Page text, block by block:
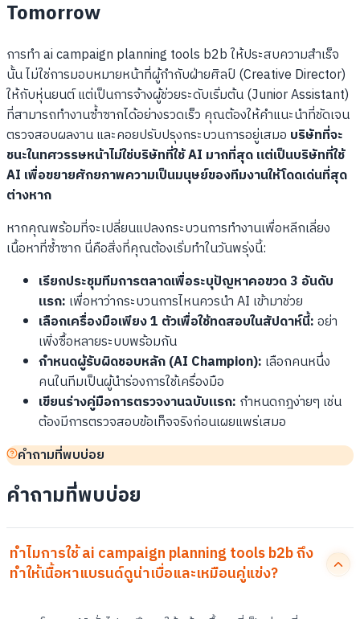
Tomorrow
การทำ ai campaign planning tools b2b ให้ประสบความสำเร็จ
นั้น ไม่ใช่การมอบหมายหน้าที่ผู้กำกับฝ่ายศิลป์ (Creative Director)
ให้กับหุ่นยนต์ แต่เป็นการจ้างผู้ช่วยระดับเริ่มต้น (Junior Assistant)
ที่สามารถทำงานซ้ำซากได้อย่างรวดเร็ว คุณต้องให้คำแนะนำที่ชัดเจน
ตรวจสอบผลงาน และคอยปรับปรุงกระบวนการอยู่เสมอ บริษัทที่จะ
ชนะในทศวรรษหน้าไม่ใช่บริษัทที่ใช้ AI มากที่สุด แต่เป็นบริษัทที่ใช้
AI เพื่อขยายศักยภาพความเป็นมนุษย์ของทีมงานให้โดดเด่นที่สุด
ต่างหาก
หากคุณพร้อมที่จะเปลี่ยนแปลงกระบวนการทำงานเพื่อหลีกเลี่ยง
เนื้อหาที่ซ้ำซาก นี่คือสิ่งที่คุณต้องเริ่มทำในวันพรุ่งนี้:
เรียกประชุมทีมการตลาดเพื่อระบุปัญหาคอขวด 3 อันดับ
แรก: เพื่อหาว่ากระบวนการไหนควรนำ AI เข้ามาช่วย
เลือกเครื่องมือเพียง 1 ตัวเพื่อใช้ทดสอบในสัปดาห์นี้:อย่า
เพิ่งซื้อหลายระบบพร้อมกัน
กำหนดผู้รับผิดชอบหลัก (AI Champion): เลือกคนหนึ่ง
คนในทีมเป็นผู้นำร่องการใช้เครื่องมือ
เขียนร่างคู่มือการตรวจงานฉบับแรก: กำหนดกฎง่ายๆ เช่น
ต้องมีการตรวจสอบข้อเท็จจริงก่อนเผยแพร่เสมอ
คำถามที่พบบ่อย
คำถามที่พบบ่อย
ทำไมการใช้ ai campaign planning tools b2b ถึง
ทำให้เนื้อหาแบรนด์ดูน่าเบื่อและเหมือนคู่แข่ง?